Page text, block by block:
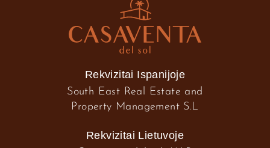
Rekvizitai Ispanijoje
South East Real Estate and
Property Management S.L
Rekvizitai Lietuvoje